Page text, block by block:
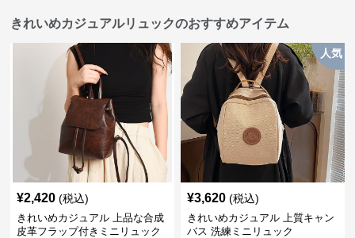
きれいめカジュアルリュックのおすすめアイテム
¥2,420 (税込)
きれいめカジュアル 上品な合成
皮革フラップ付きミニリュック
人気
¥3,620 (税込)
きれいめカジュアル 上質キャン
バス 洗練ミニリュック